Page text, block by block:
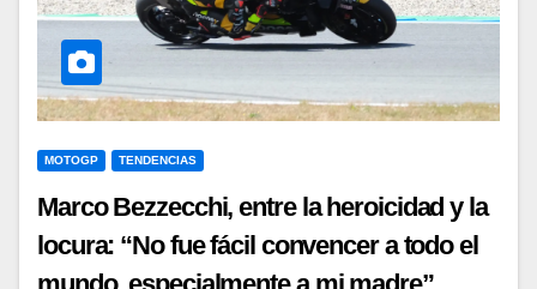
MOTOGP TENDENCIAS
Marco Bezzecchi, entre la heroicidad y la
locura: “No fue fácil convencer a todo el